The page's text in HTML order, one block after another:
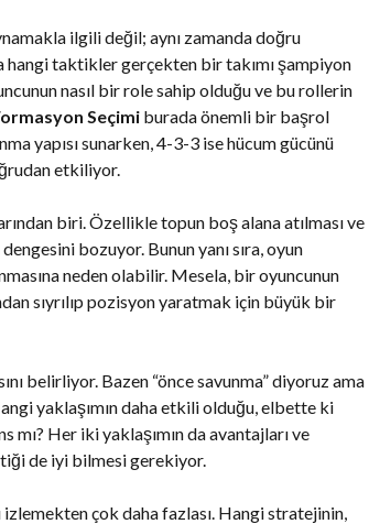
ilgili değil; aynı zamanda doğru
taktikler gerçekten bir takımı şampiyon
nasıl bir role sahip olduğu ve bu rollerin
Seçimi burada önemli bir başrol
yapısı sunarken, 4-3-3 ise hücum gücünü
etkiliyor.
biri. Özellikle topun boş alana atılması ve
bozuyor. Bunun yanı sıra, oyun
neden olabilir. Mesela, bir oyuncunun
sıyrılıp pozisyon yaratmak için büyük bir
belirliyor. Bazen “önce savunma” diyoruz ama
yaklaşımın daha etkili olduğu, elbette ki
mı? Her iki yaklaşımın da avantajları ve
de iyi bilmesi gerekiyor.
çok daha fazlası. Hangi stratejinin,